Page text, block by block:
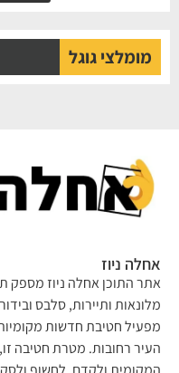
מומלצי גוגל
אחלה ניוז
אתר התוכן אחלה ניוז מספק
מלונאות ותיירות, סלבס
מפעיל חטיבת חדשות
העיר רחובות. מטרת חטיבה